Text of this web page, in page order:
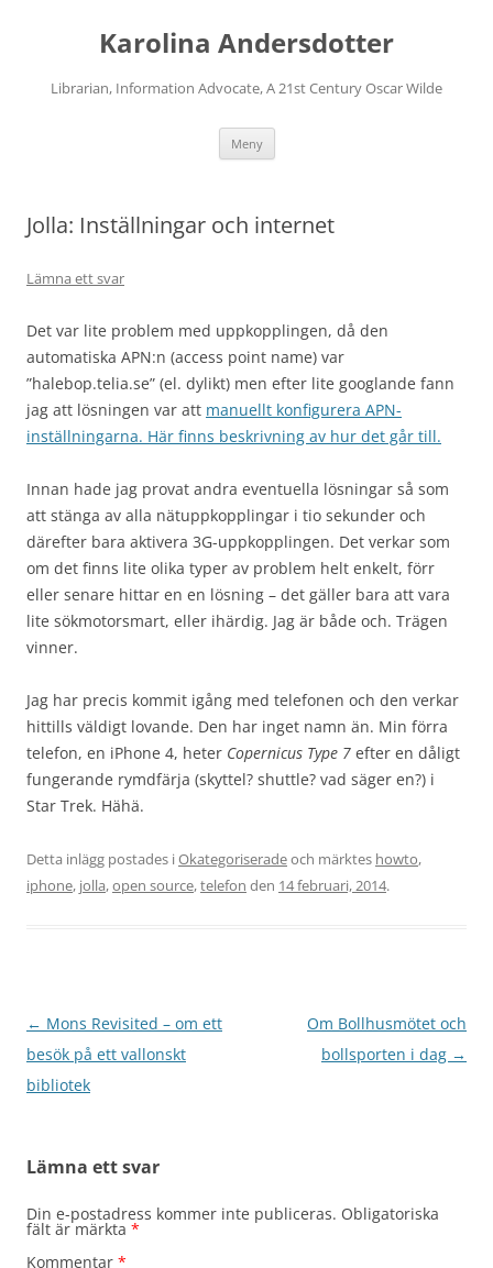
Karolina Andersdotter
Librarian, Information Advocate, A 21st Century Oscar Wilde
Meny Hoppa
innehåll
Jolla: Inställningar och internet
Lämna ett svar
Det var lite problem med uppkopplingen, då den
automatiska APN:n (access point name) var
”halebop.telia.se” (el. dylikt) men efter lite googlande fann
jag att lösningen var att manuellt konfigurera APN-
inställningarna. Här finns beskrivning av hur det går till.
Innan hade jag provat andra eventuella lösningar så som
att stänga av alla nätuppkopplingar i tio sekunder och
därefter bara aktivera 3G-uppkopplingen. Det verkar som
om det finns lite olika typer av problem helt enkelt, förr
eller senare hittar en en lösning – det gäller bara att vara
lite sökmotorsmart, eller ihärdig. Jag är både och. Trägen
vinner.
Jag har precis kommit igång med telefonen och den verkar
hittills väldigt lovande. Den har inget namn än. Min förra
telefon, en iPhone 4, heter Copernicus Type 7 efter en dåligt
fungerande rymdfärja (skyttel? shuttle? vad säger en?) i
Star Trek. Hähä.
Detta inlägg postades iOkategoriseradeoch märktes howto,
iphone, jolla,open source,telefon den 14 februari, 2014.
Inläggsnavigering
← Mons Revisited – om ett
besök på ett vallonskt
bibliotek
Om Bollhusmötet och
bollsporten i dag →
Lämna ett svar
Din e-postadress kommer inte publiceras. Obligatoriska
fält är märkta *
Kommentar *